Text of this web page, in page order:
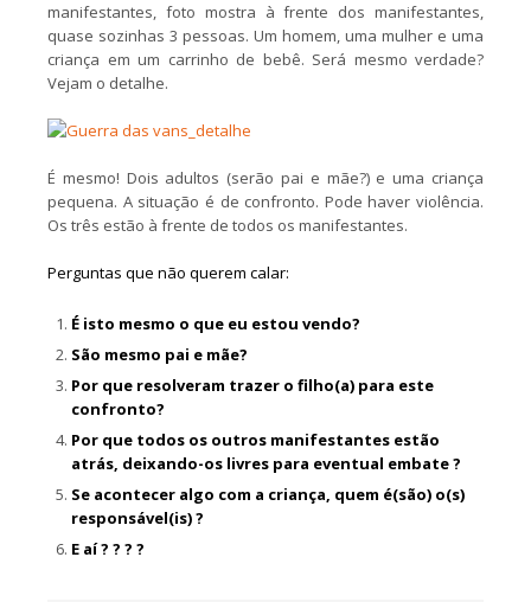
manifestantes, foto mostra à frente dos manifestantes,
quase sozinhas 3 pessoas. Um homem, uma mulher e uma
criança em um carrinho de bebê. Será mesmo verdade?
Vejam o detalhe.
É mesmo! Dois adultos (serão pai e mãe?) e uma criança
pequena. A situação é de confronto. Pode haver violência.
Os três estão à frente de todos os manifestantes.
Perguntas que não querem calar:
É isto mesmo o que eu estou vendo?
São mesmo pai e mãe?
Por que resolveram trazer o filho(a) para este
confronto?
Por que todos os outros manifestantes estão
atrás, deixando-os livres para eventual embate ?
Se acontecer algo com a criança, quem é(são) o(s)
responsável(is) ?
E aí ? ? ? ?